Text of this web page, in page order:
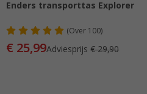
Enders transporttas Explorer
(Over 100)
€ 25,99Adviesprijs€ 29,90